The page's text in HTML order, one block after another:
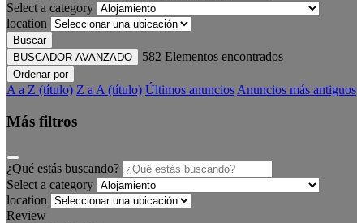
Select a category
location
Buscar
BUSCADOR AVANZADO
582 Elementos encontrados
Ordenar por
A a Z (título) Z a A (título) Últimos anuncios Anuncios más antiguos
Más filtros
¿Qué estás buscando?
Select a category
location
Review